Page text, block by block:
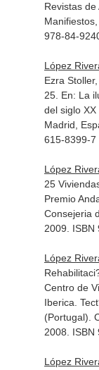
Revistas
978-84-
López
Ezra
25. En: La
del siglo
Madrid,
615-8399-7
López
25
Premio
Consejeria
2009. ISBN
López
Centro de
Iberica.
(Portugal).
2008. ISBN
López